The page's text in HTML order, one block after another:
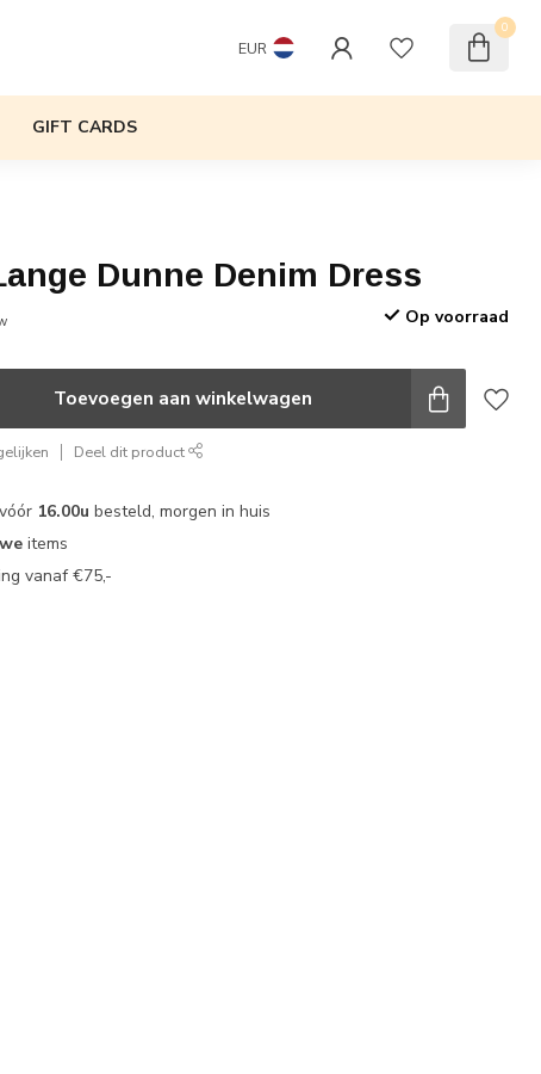
EUR
0
GIFT CARDS
Dunne Denim Dress
Op voorraad
Toevoegen aan winkelwagen
Deel dit product
16.00u besteld, morgen in huis
items
vanaf €75,-